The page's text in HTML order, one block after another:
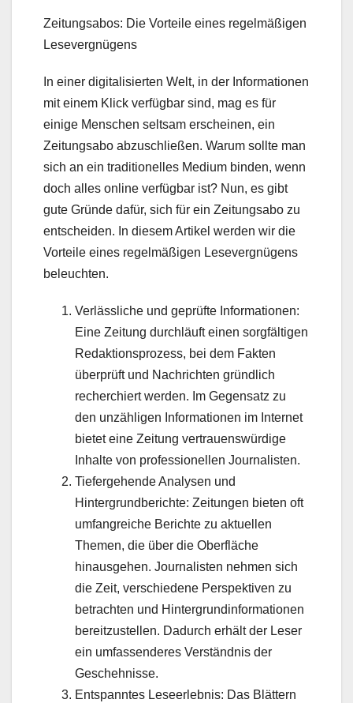
Zeitungsabos: Die Vorteile eines regelmäßigen
Lesevergnügens
In einer digitalisierten Welt, in der Informationen
mit einem Klick verfügbar sind, mag es für
einige Menschen seltsam erscheinen, ein
Zeitungsabo abzuschließen. Warum sollte man
sich an ein traditionelles Medium binden, wenn
doch alles online verfügbar ist? Nun, es gibt
gute Gründe dafür, sich für ein Zeitungsabo zu
entscheiden. In diesem Artikel werden wir die
Vorteile eines regelmäßigen Lesevergnügens
beleuchten.
Verlässliche und geprüfte Informationen:
Eine Zeitung durchläuft einen sorgfältigen
Redaktionsprozess, bei dem Fakten
überprüft und Nachrichten gründlich
recherchiert werden. Im Gegensatz zu
den unzähligen Informationen im Internet
bietet eine Zeitung vertrauenswürdige
Inhalte von professionellen Journalisten.
Tiefergehende Analysen und
Hintergrundberichte: Zeitungen bieten oft
umfangreiche Berichte zu aktuellen
Themen, die über die Oberfläche
hinausgehen. Journalisten nehmen sich
die Zeit, verschiedene Perspektiven zu
betrachten und Hintergrundinformationen
bereitzustellen. Dadurch erhält der Leser
ein umfassenderes Verständnis der
Geschehnisse.
Entspanntes Leseerlebnis: Das Blättern